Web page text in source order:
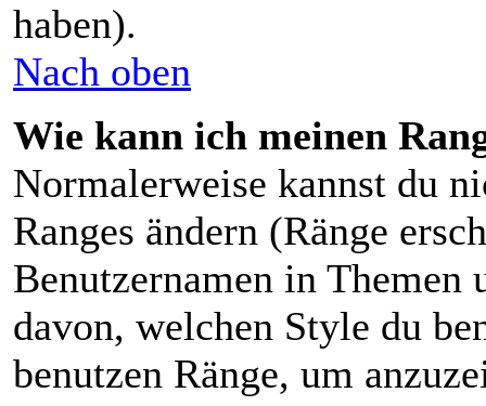
haben).
Nach oben
Wie kann ich meinen
Normalerweise kannst du
Ranges ändern (Ränge
Benutzernamen in
davon, welchen Style du
benutzen Ränge, um